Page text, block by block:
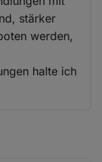
stärker
werden,
halte ich